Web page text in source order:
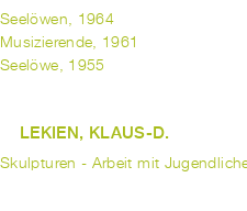
Seelöwen, 1964
Musizierende, 1961
Seelöwe, 1955
LEKIEN, KLAUS-D.
Skulpturen - Arbeit mit